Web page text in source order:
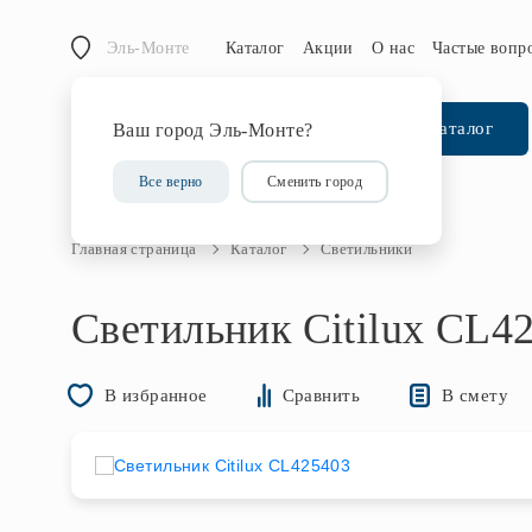
Эль-Монте
Ваш город Эль-Монте?
Все верно Сменить город
Каталог Акции О нас Частые
Каталог
Главная страница Каталог Светильники
Светильник Citilux
В избранное Сравнить В смету